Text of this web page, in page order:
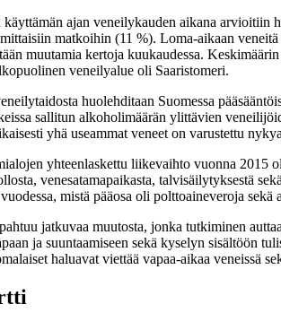
käyttämän ajan veneilykauden aikana
matkoihin (11 %). Loma-aikaan
muutamia kertoja kuukaudessa.
veneilyalue oli Saaristomeri.
huolehditaan Suomessa
sallitun alkoholimäärän ylittävien
yhä useammat veneet on varustettu
yhteenlaskettu liikevaihto vuonna 2015
venesatamapaikasta, talvisäilytyksestä
mistä pääosa oli polttoaineveroja sekä
jatkuvaa muutosta, jonka tutkiminen
ja suuntaamiseen sekä kyselyn sisältöön
haluavat viettää vapaa-aikaa veneissä